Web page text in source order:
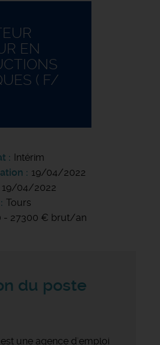
EN
( F/
Intérim
19/04/2022
19/04/2022
Tours
- 27300 € brut/an
du poste
une agence d'emploi